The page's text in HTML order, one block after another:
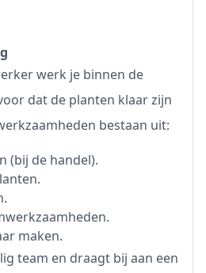
werk je binnen de
dat de planten klaar zijn
bestaan uit:
(bij de handel).
maken.
team en draagt bij aan een